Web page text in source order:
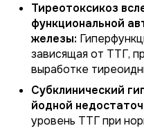
Тиреотоксикоз
функциональной
железы:
зависящая от ТТГ,
выработке
Субклинический
йодной
уровень ТТГ при